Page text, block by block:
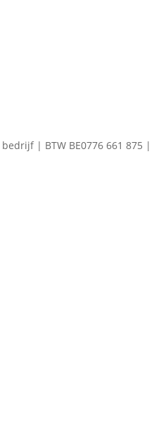
| BTW BE0776 661 875 |